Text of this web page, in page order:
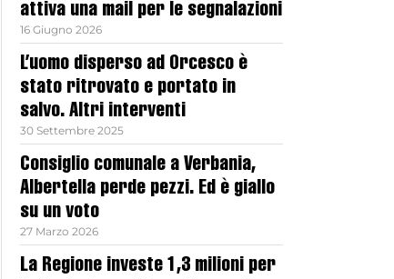
attiva una mail per le segnalazioni
16 Giugno 2026
L’uomo disperso ad Orcesco è
stato ritrovato e portato in
salvo. Altri interventi
30 Settembre 2025
Consiglio comunale a Verbania,
Albertella perde pezzi. Ed è giallo
su un voto
27 Marzo 2026
La Regione investe 1,3 milioni per